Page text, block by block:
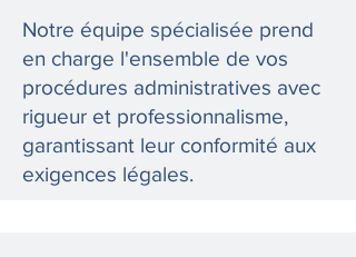
Notre équipe spécialisée prend
en charge l'ensemble de vos
procédures administratives avec
rigueur et professionnalisme,
garantissant leur conformité aux
exigences légales.